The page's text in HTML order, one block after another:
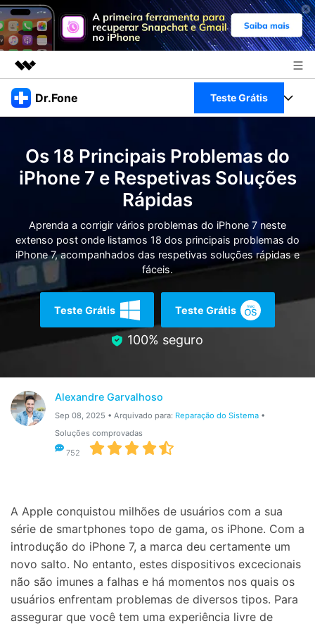
Produtos em destaque
Visão geral
Soluções
Sobre nós
Loja
Dr.Fone Teste Grátis
Veja Toolkit Completo >
Productos
Para Celular
Ver Todos Os Aplicativos
Ações rápidas
Centro de Ajuda
Recursos
Transferir Dados
Reparar Celular
Proteção do celular
Encontre Mais Soluções
Entrar
Os 18 Principais Problemas do
iPhone 7 e Respetivas Soluções
Rápidas
Aprenda a corrigir vários problemas do iPhone 7 neste
extenso post onde listamos 18 dos principais problemas do
iPhone 7, acompanhados das respetivas soluções rápidas e
fáceis.
Teste Grátis Teste Grátis
100% seguro
Alexandre Garvalhoso
Sep 08, 2025 • Arquivado para: Reparação do Sistema•
Soluções comprovadas
752
A Apple conquistou milhões de usuários com a sua
série de smartphones topo de gama, os iPhone. Com a
introdução do iPhone 7, a marca deu certamente um
novo salto. No entanto, estes dispositivos excecionais
não são imunes a falhas e há momentos nos quais os
usuários enfrentam problemas de diversos tipos. Para
assegurar que você tem uma experiência livre de